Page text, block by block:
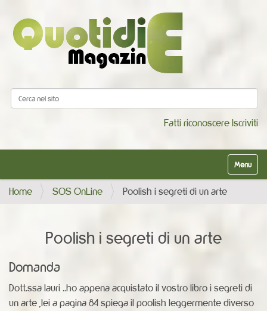
Cerca nel sito
Fatti riconoscere Iscriviti
Alterna la
Home SOS OnLine Poolish i segreti di un arte
Poolish i segreti di un arte
Domanda
Dott.ssa lauri ..ho appena acquistato il vostro libro i segreti di
un arte ,lei a pagina 84 spiega il poolish leggermente diverso